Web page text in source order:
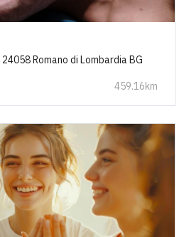
Romano di Lombardia BG
459.16km